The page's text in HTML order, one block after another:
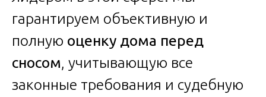
гарантируем объективную и
полную оценку дома перед
сносом, учитывающую все
законные требования и судебную